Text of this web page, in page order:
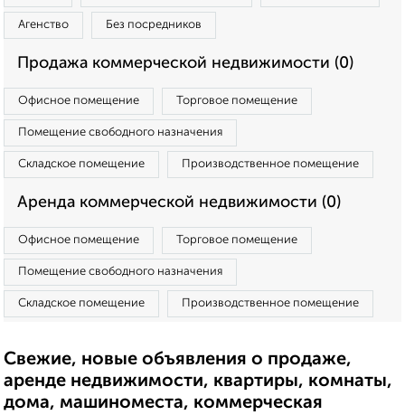
Агенство Без посредников
Продажа коммерческой недвижимости (0)
Офисное помещение Торговое помещение
Помещение свободного назначения
Складское помещение Производственное помещение
Аренда коммерческой недвижимости (0)
Офисное помещение Торговое помещение
Помещение свободного назначения
Складское помещение Производственное помещение
Свежие, новые объявления о продаже,
аренде недвижимости, квартиры, комнаты,
дома, машиноместа, коммерческая